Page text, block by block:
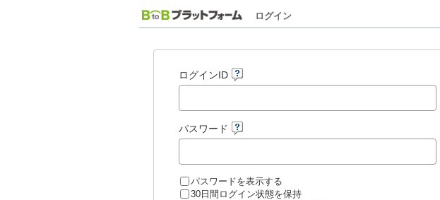
ログイン
ログインID
パスワード
パスワードを表示する
30日間ログイン状態を保持